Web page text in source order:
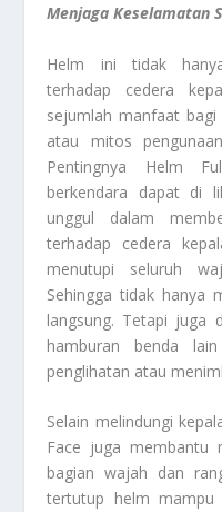
Menjaga Keselamatan
Helm ini tidak
terhadap cedera
sejumlah manfaat bagi
atau mitos
Pentingnya Helm
berkendara dapat di
unggul dalam
terhadap cedera
menutupi seluruh
Sehingga tidak hanya
langsung. Tetapi juga
hamburan benda
penglihatan atau
Selain melindungi
Face juga membantu
bagian wajah dan
tertutup helm mampu